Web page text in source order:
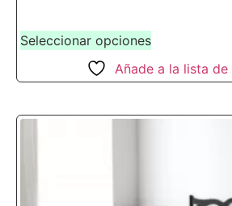
Seleccionar opciones
Añade a la lista de